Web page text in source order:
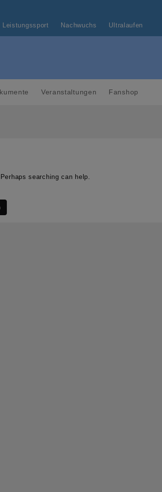
Leistungssport Nachwuchs Ultralaufen
Veranstaltungen Fanshop
searching can help.